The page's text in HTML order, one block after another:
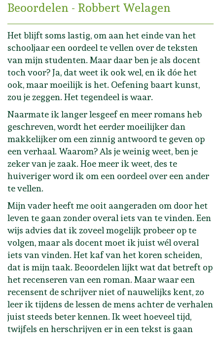
Beoordelen - Robbert Welagen
Het blijft soms lastig, om aan het einde van het
schooljaar een oordeel te vellen over de teksten
van mijn studenten. Maar daar ben je als docent
toch voor? Ja, dat weet ik ook wel, en ik dóe het
ook, maar moeilijk is het. Oefening baart kunst,
zou je zeggen. Het tegendeel is waar.
Naarmate ik langer lesgeef en meer romans heb
geschreven, wordt het eerder moeilijker dan
makkelijker om een zinnig antwoord te geven op
een verhaal. Waarom? Als je weinig weet, ben je
zeker van je zaak. Hoe meer ik weet, des te
huiveriger word ik om een oordeel over een ander
te vellen.
Mijn vader heeft me ooit aangeraden om door het
leven te gaan zonder overal iets van te vinden. Een
wijs advies dat ik zoveel mogelijk probeer op te
volgen, maar als docent moet ik juist wél overal
iets van vinden. Het kaf van het koren scheiden,
dat is mijn taak. Beoordelen lijkt wat dat betreft op
het recenseren van een roman. Maar waar een
recensent de schrijver niet of nauwelijks kent, zo
leer ik tijdens de lessen de mens achter de verhalen
juist steeds beter kennen. Ik weet hoeveel tijd,
twijfels en herschrijven er in een tekst is gaan